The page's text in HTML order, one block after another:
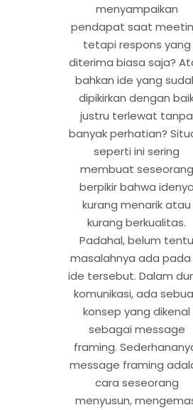
menyampaikan
pendapat saat
tetapi respons yang
diterima biasa saja?
bahkan ide yang
dipikirkan dengan
justru terlewat tanpa
banyak perhatian?
seperti ini sering
membuat seseorang
berpikir bahwa idenya
kurang menarik atau
kurang berkualitas.
Padahal, belum tentu
masalahnya ada pada
ide tersebut. Dalam
komunikasi, ada
konsep yang dikenal
sebagai message
framing.
message framing
cara seseorang
menyusun,